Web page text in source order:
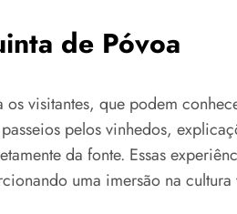
de Póvoa
visitantes, que podem
pelos vinhedos,
da fonte. Essas
uma imersão na